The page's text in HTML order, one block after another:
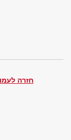
חזרה